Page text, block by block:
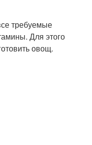
требуемые
Для этого
овощ.